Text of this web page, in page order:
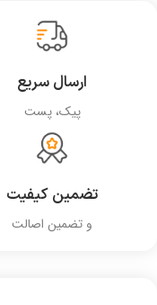
ارسال سریع
پیک، پست
تضمین کیفیت
و تضمین اصالت